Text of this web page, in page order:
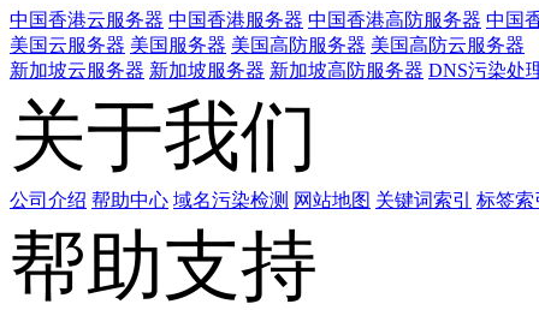
中国香港云服务器 中国香港服务器 中国香港高防服务器 中国
美国云服务器 美国服务器 美国高防服务器 美国高防云服务器
新加坡云服务器 新加坡服务器 新加坡高防服务器 DNS污染处
关于我们
公司介绍 帮助中心 域名污染检测 网站地图 关键词索引 标签索
帮助支持